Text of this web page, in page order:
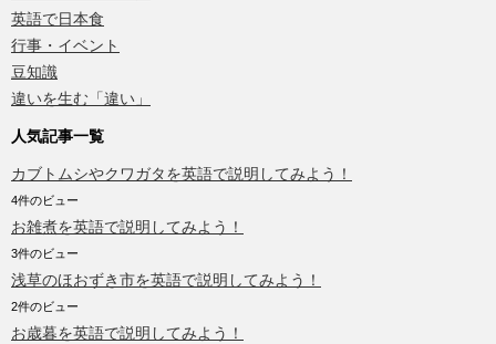
英語で日本食
行事・イベント
豆知識
違いを生む「違い」
人気記事一覧
カブトムシやクワガタを英語で説明してみよう！
4件のビュー
お雑煮を英語で説明してみよう！
3件のビュー
浅草のほおずき市を英語で説明してみよう！
2件のビュー
お歳暮を英語で説明してみよう！